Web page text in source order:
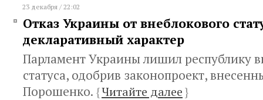
23 декабря / 22:02
Отказ Украины от внеблокового
декларативный характер
Парламент Украины лишил республику
статуса, одобрив законопроект,
Порошенко. {Читайте далее}